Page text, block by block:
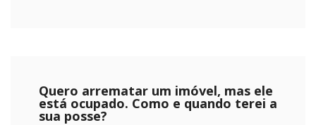
Quero arrematar um imóvel, mas ele
está ocupado. Como e quando terei a
sua posse?